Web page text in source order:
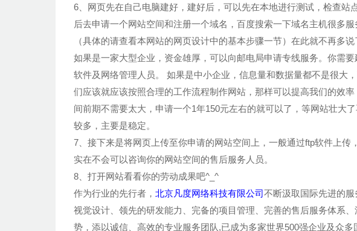
6、网页先在自己电脑建好，建好后，可以先在本地进行测试，检查站
后去申请一个网站空间和注册一个域名，百度搜索一下域名主机很多
（具体的请查看本网站的网页设计中的基本步骤一节）在此就不再多
如果是一家大型企业，资金雄厚，可以向邮电局申请专线服务。你需
软件及网络管理人员。 如果是中小企业，信息量和数据量都不是很大
们应该就应该按照合理的工作流程制作网站，那样可以提高我们的效
间前期不需要太大，申请一个1年150元左右的就可以了，等网站壮大
较多，主要是稳定。
7、接下来是将网页上传至你申请的网站空间上，一般通过ftp软件上传
实在不会可以咨询你的网站空间的售后服务人员。
8、打开网站看看你的劳动成果吧^_^
作为行业的先行者， 北京凡度网络科技有限公司不断汲取国际先进的
视觉设计、领先的研发能力、完备的项目管理、完善的售后服务体系
势，添以诚信、高效的专业服务团队,已成为多家世界500强企业及众